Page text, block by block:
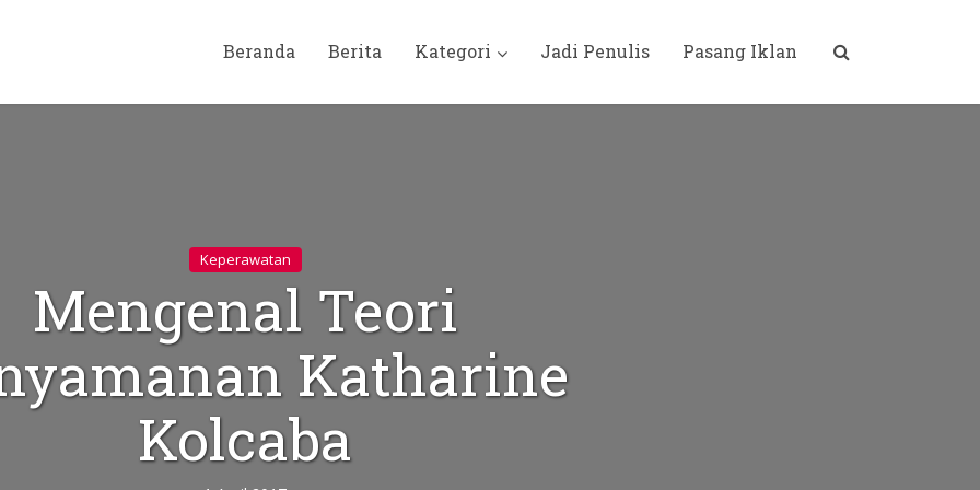
Beranda Berita Kategori Jadi Penulis Pasang Iklan
Keperawatan
Mengenal Teori
Katharine
Kolcaba